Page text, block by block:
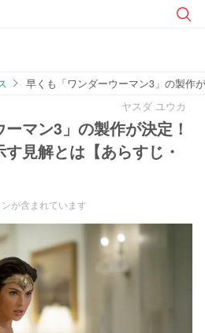
早くも「ワンダーウーマン3」の製作
ヤスダ ユウカ
マン3」の製作が決定！
見解とは【あらすじ・
が含まれています